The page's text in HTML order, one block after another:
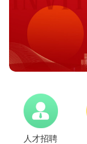
人才招聘